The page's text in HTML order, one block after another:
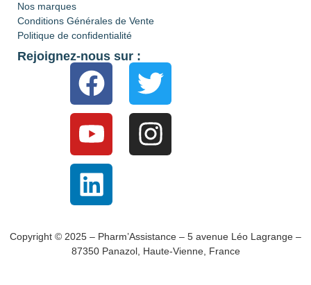
Nos marques
Conditions Générales de Vente
Politique de confidentialité
Rejoignez-nous sur :
Copyright © 2025 – Pharm’Assistance – 5 avenue Léo Lagrange –
87350 Panazol, Haute-Vienne, France